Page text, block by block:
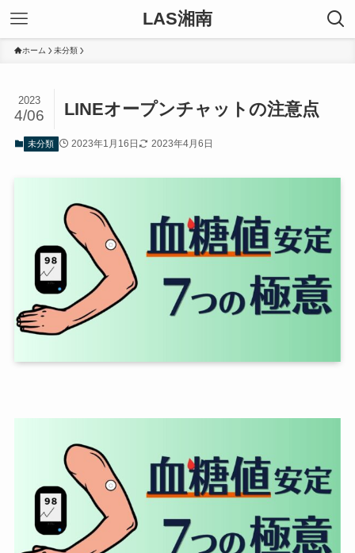
LAS湘南
ホーム 未分類
LINEオープンチャットの注意点
2023
4/06
未分類 2023年1月16日 2023年4月6日